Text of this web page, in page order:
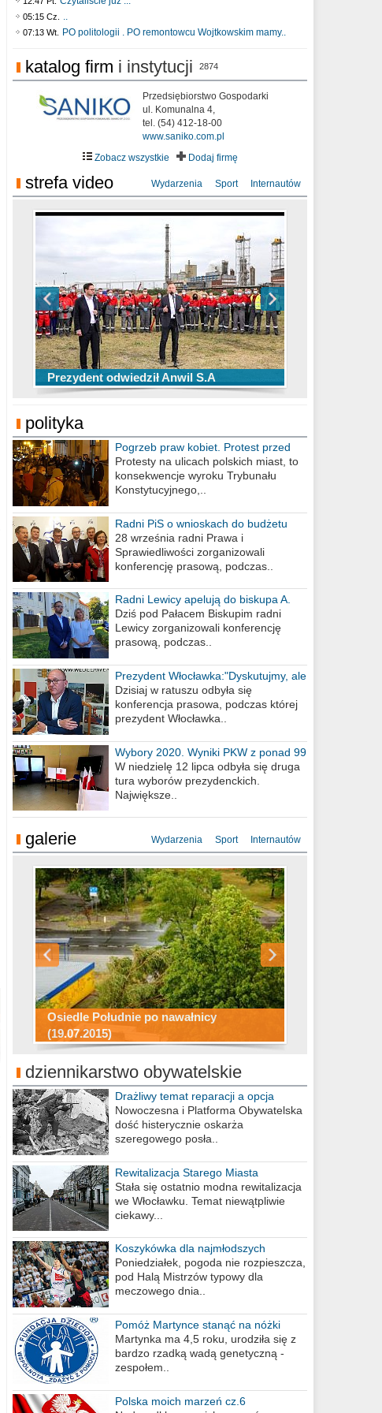
05:15 Cz. ..
07:13 Wt. PO politologii . PO remontowcu Wojtkowskim mamy..
katalog firm i instytucji 2874
Przedsiębiorstwo Gospodarki
ul. Komunalna 4,
tel. (54) 412-18-00
www.saniko.com.pl
Zobacz wszystkie
Dodaj firmę
strefa video Wydarzenia Sport Internautów
Prezydent odwiedził Anwil S.A
TOP 10 przechwytów Anwilu Włocławek
w EBL w sezonie 2019/2020
TOP 5 rzutów Anwilu Włocławek w BCL
w sezonie 2019/2020
Ni To Ponk - W oczach mamy strach
sixf33t .Last Year DRONE FOOTAGE
Włocławek
XXIII Sesja Rady Miasta Włocławek VIII
kadencji w dniu 09.06.2020 r.
polityka
Pogrzeb praw kobiet. Protest przed
biurem poselskim PiS
Protesty na ulicach polskich miast, to
konsekwencje wyroku Trybunału
Konstytucyjnego,..
Radni PiS o wnioskach do budżetu
miasta na 2021 rok
28 września radni Prawa i
Sprawiedliwości zorganizowali
konferencję prasową, podczas..
Radni Lewicy apelują do biskupa A.
Wiesława Meringa
Dziś pod Pałacem Biskupim radni
Lewicy zorganizowali konferencję
prasową, podczas..
Prezydent Włocławka:"Dyskutujmy, ale
nie obrażajmy się”
Dzisiaj w ratuszu odbyła się
konferencja prasowa, podczas której
prezydent Włocławka..
Wybory 2020. Wyniki PKW z ponad 99
procent obwodów
W niedzielę 12 lipca odbyła się druga
tura wyborów prezydenckich.
Największe..
galerie Wydarzenia Sport Internautów
Osiedle Południe po nawałnicy
(19.07.2015)
Wizytówka Włocławka
polowanie wigilijne 2014
Miasto kładzie się do snu .
Konkurs fotograficzny "Co to za
miejsca"
Ścieżka rowerowa w naszym mieście
dziennikarstwo obywatelskie
Drażliwy temat reparacji a opcja
berlińska
Nowoczesna i Platforma Obywatelska
dość histerycznie oskarża
szeregowego posła..
Rewitalizacja Starego Miasta
Stała się ostatnio modna rewitalizacja
we Włocławku. Temat niewątpliwie
ciekawy...
Koszykówka dla najmłodszych
Poniedziałek, pogoda nie rozpieszcza,
pod Halą Mistrzów typowy dla
meczowego dnia..
Pomóż Martynce stanąć na nóżki
Martynka ma 4,5 roku, urodziła się z
bardzo rzadką wadą genetyczną -
zespołem..
Polska moich marzeń cz.6